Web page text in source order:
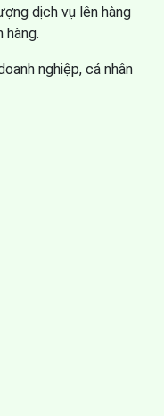
dịch vụ lên hàng
hàng.
nghiệp, cá nhân